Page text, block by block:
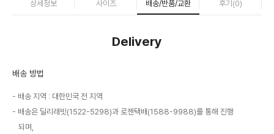
상세정보 사이즈 배송/반품/교환 후기(0)
Delivery
배송 방법
배송 지역 : 대한민국 전 지역
배송은 딜리래빗(1522-5298)과 로젠택배(1588-9988)를 통해 진행
되며,